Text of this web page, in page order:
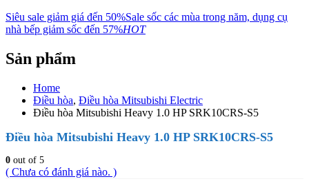
Siêu sale giảm giá đến 50%Sale sốc các mùa trong năm, dụng cụ
nhà bếp giảm sốc đến 57%HOT
Sản phẩm
Home
Điều hòa, Điều hòa Mitsubishi Electric
Điều hòa Mitsubishi Heavy 1.0 HP SRK10CRS-S5
Điều hòa Mitsubishi Heavy 1.0 HP SRK10CRS-S5
0 out of 5
( Chưa có đánh giá nào. )